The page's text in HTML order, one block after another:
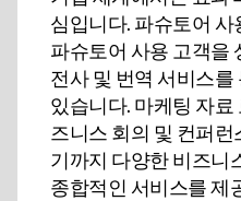
심입니다. 파슈토어
파슈토어 사용 고객을
전사 및 번역 서비스를
있습니다. 마케팅 자
즈니스 회의 및 컨퍼
기까지 다양한 비즈니
종합적인 서비스를 제